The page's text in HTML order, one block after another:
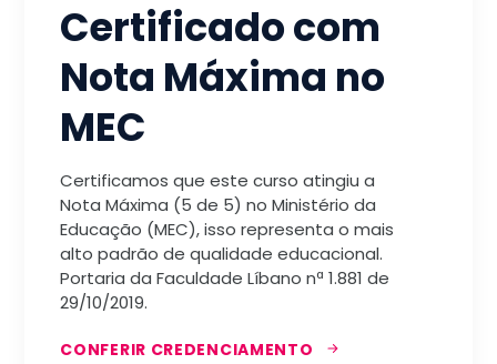
Certificado com
Nota Máxima no
MEC
Certificamos que este curso atingiu a
Nota Máxima (5 de 5) no Ministério da
Educação (MEC), isso representa o mais
alto padrão de qualidade educacional.
Portaria da Faculdade Líbano nª 1.881 de
29/10/2019.
CONFERIR CREDENCIAMENTO